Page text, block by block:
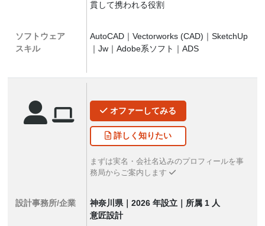
貫して携われる役割
ソフトウェア
スキル
AutoCAD｜Vectorworks (CAD)｜SketchUp
｜Jw｜Adobe系ソフト｜ADS
オファーしてみる
詳しく知りたい
まずは実名・会社名込みのプロフィールを事
務局からご案内します
設計事務所/企業
神奈川県｜2026 年設立｜所属 1 人
意匠設計